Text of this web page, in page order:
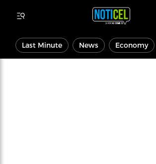
Last Minute News Economy